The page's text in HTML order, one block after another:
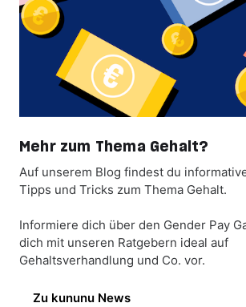
Mehr zum Thema Gehalt?
Auf unserem Blog findest du
Tipps und Tricks zum Thema Gehalt.
Informiere dich über den Gender Pay
dich mit unseren Ratgebern ideal auf
Gehaltsverhandlung und Co. vor.
Zu kununu News